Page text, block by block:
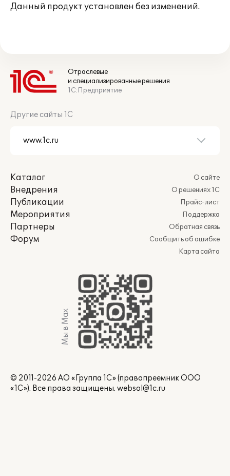
Данный продукт установлен без изменений.
Отраслевые
и специализированные решения
1С:Предприятие
Другие сайты 1С
Каталог
Внедрения
Публикации
Мероприятия
Партнеры
Форум
О сайте
О решениях 1С
Прайс-лист
Поддержка
Обратная связь
Сообщить об ошибке
Карта сайта
Мы в Max
© 2011-2026 АО «Группа 1С» (правопреемник ООО
«1С»). Все права защищены. websol@1c.ru